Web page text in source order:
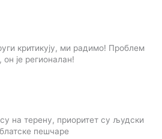
критикују, ми радимо! Проблем
он је регионалан!
на терену, приоритет су људски
пешчаре